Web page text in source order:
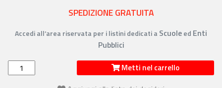
SPEDIZIONE GRATUITA
Accedi all’area riservata per i listini dedicati a Scuoleed Enti
Pubblici
Metti nel carrello